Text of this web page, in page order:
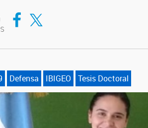
Compartir en Facebook
Compartir en Twitter
Defensa IBIGEO Tesis Doctoral